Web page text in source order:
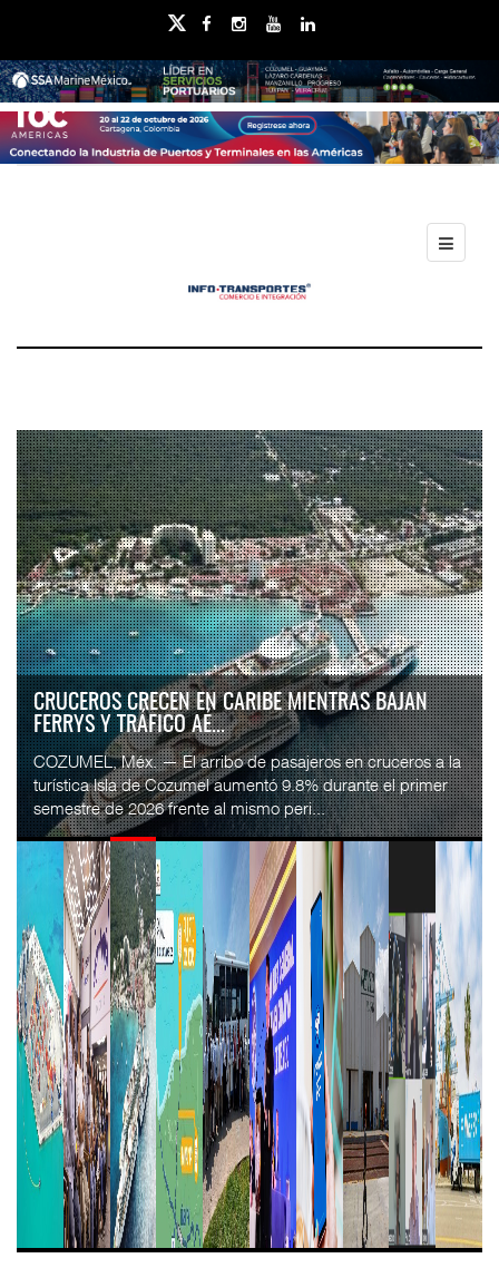
CORREDOR DEL ISTMO DESTRABA RAMAL
FERROVIARIO HACIA DOS BOCA...
El Corredor Interoceánico del Istmo de Tehuantepec (CIIT)
destrabó la construcción del ramal ferroviario que
conectará la estación Chontalpa con la Re...